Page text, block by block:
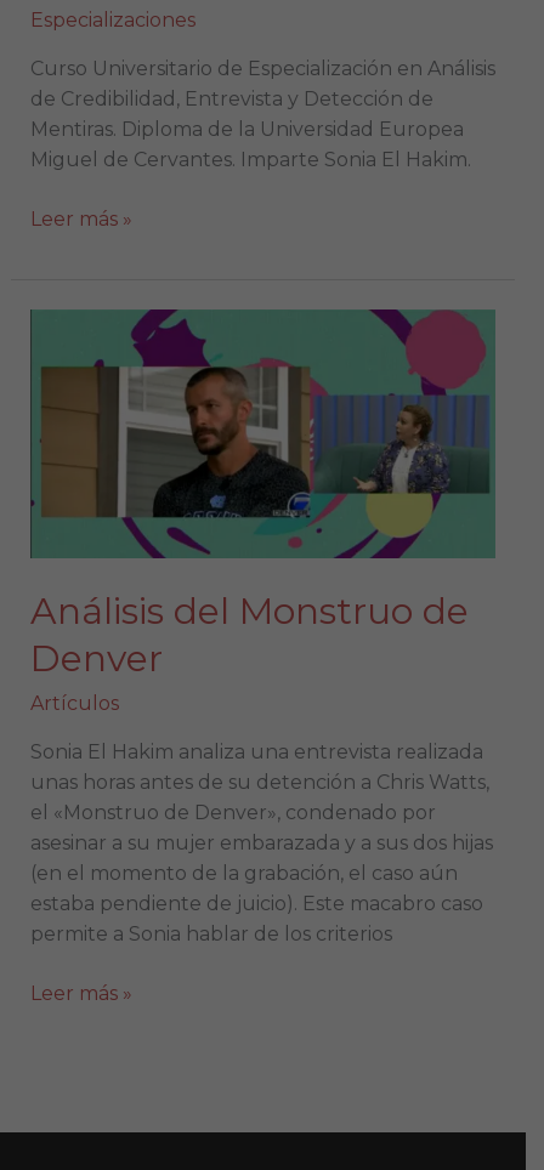
Especializaciones
Curso Universitario de Especialización en Análisis
de Credibilidad, Entrevista y Detección de
Mentiras. Diploma de la Universidad Europea
Miguel de Cervantes. Imparte Sonia El Hakim.
Leer más »
Análisis del Monstruo de
Denver
Artículos
Sonia El Hakim analiza una entrevista realizada
unas horas antes de su detención a Chris Watts,
el «Monstruo de Denver», condenado por
asesinar a su mujer embarazada y a sus dos hijas
(en el momento de la grabación, el caso aún
estaba pendiente de juicio). Este macabro caso
permite a Sonia hablar de los criterios
Denver
Leer más »